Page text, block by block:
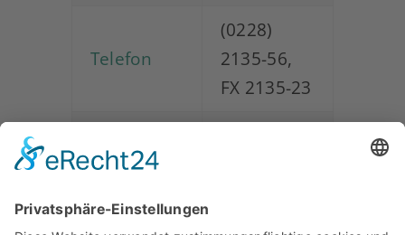
Telefon
(0228)
2135-56,
FX 2135-23
E-Mail
Web